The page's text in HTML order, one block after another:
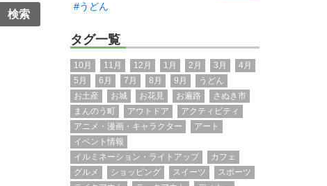
#うどん
タグ一覧
10月 11月 12月 1月 2月 3月
4月
5月
6月 7月 8月 9月
うどん
お土産
お城 お花見 お遍路
さぬき市
まんのう町
アウトドア
アクティビティ
アニメ・漫画・キャラクター
アート
イベント情報
イルミネーション・ライトアップ
カフェ
グルメ
ショッピング スイーツ
スポーツ